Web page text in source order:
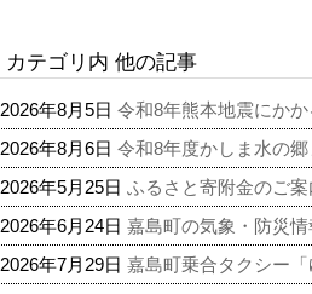
カテゴリ内 他の記事
2026年8月5日 令和8年熊本地震にか
2026年8月6日 令和8年度かしま水の
2026年5月25日 ふるさと寄附金のご案
2026年6月24日 嘉島町の気象・防災
2026年7月29日 嘉島町乗合タクシー「